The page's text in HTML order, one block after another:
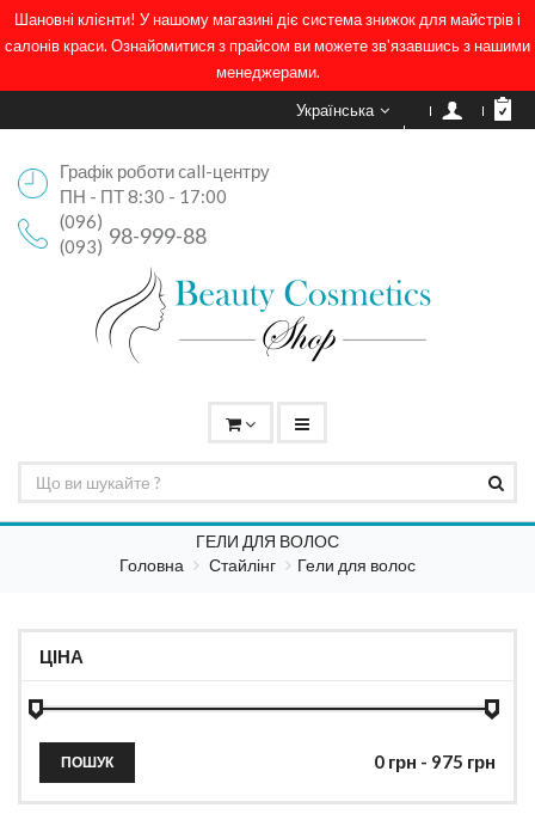
Шановні клієнти! У нашому магазині діє система знижок для майстрів і
салонів краси. Ознайомитися з прайсом ви можете зв'язавшись з нашими
менеджерами.
Українська
Графік роботи call-центру
ПН - ПТ 8:30 - 17:00
(096)
98-999-88
(093)
ГЕЛИ ДЛЯ ВОЛОС
Головна
Стайлінг Гели для волос
ЦІНА
ПОШУК